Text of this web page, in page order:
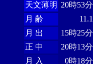
天文薄明 20時53分
月 齢
11.1
月 出
15時25分
正 中
20時13分
月 入
0時18分